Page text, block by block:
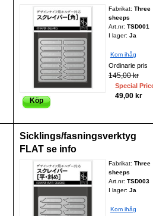
Fabrikat: Three
sheeps
Art.nr: TSD001
I lager: Ja
Kom ihåg
Ordinarie pris
145,00 kr
Special
49,00 kr
Köp
Sicklings/fasningsverktyg
FLAT se info
Fabrikat: Three
sheeps
Art.nr: TSD003
I lager: Ja
Kom ihåg